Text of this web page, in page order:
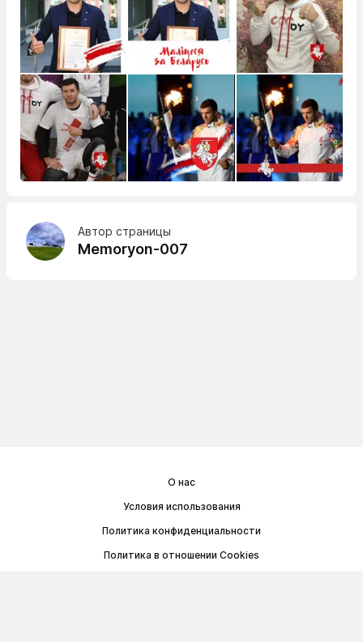
Автор страницы
Memoryon-007
О нас
Условия использования
Политика конфиденциальности
Политика в отношении Cookies